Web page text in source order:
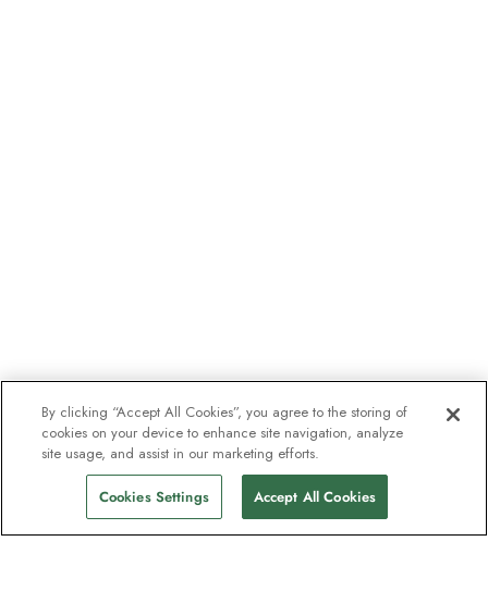
By clicking “Accept All Cookies”, you agree to the storing of
cookies on your device to enhance site navigation, analyze
site usage, and assist in our marketing efforts.
Cookies Settings Accept All Cookies